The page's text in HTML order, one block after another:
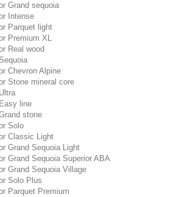
Grand sequoia
Intense
Parquet light
Premium XL
Real wood
Chevron Alpine
Stone mineral core
line
stone
Solo
Classic Light
Grand Sequoia Light
Grand Sequoia Superior ABA
Grand Sequoia Village
Solo Plus
Parquet Premium